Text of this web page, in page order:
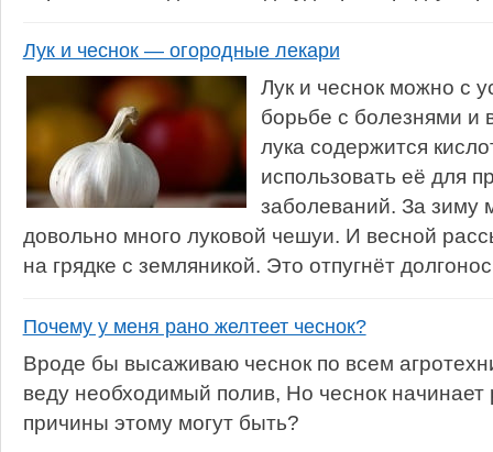
Лук и чеснок — огородные лекари
Лук и чеснок можно с
борьбе с болезнями и
лука содержится
использовать её для
заболеваний. За зиму
довольно много луковой чешуи. И весной
на грядке с земляникой. Это отпугнёт
Почему у меня рано желтеет чеснок?
Вроде бы высаживаю чеснок по всем
веду необходимый полив, Но чеснок начинает
причины этому могут быть?